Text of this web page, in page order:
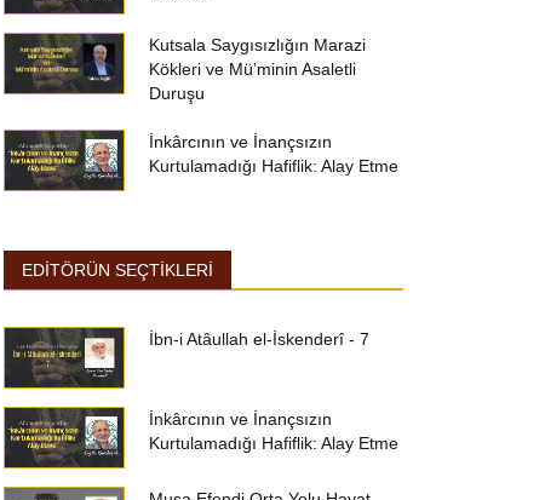
Kutsala Saygısızlığın Marazi
Kökleri ve Mü’minin Asaletli
Duruşu
İnkârcının ve İnançsızın
Kurtulamadığı Hafiflik: Alay Etme
EDİTÖRÜN SEÇTİKLERİ
İbn-i Atâullah el-İskenderî - 7
İnkârcının ve İnançsızın
Kurtulamadığı Hafiflik: Alay Etme